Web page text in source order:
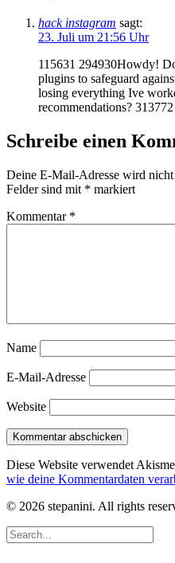
hack instagram sagt:
23. Juli um 21:56 Uhr
115631 294930Howdy!
plugins to safeguard
losing everything Ive
recommendations? 313772
Schreibe einen
Deine E-Mail-Adresse wird
Felder sind mit * markiert
Kommentar *
Name
E-Mail-Adresse
Website
Diese Website verwendet
wie deine Kommentardaten
© 2026 stepanini. All rights